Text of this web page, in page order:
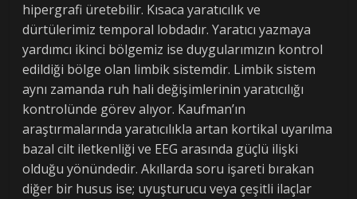
hipergrafi üretebilir. Kısaca yaratıcılık ve
dürtülerimiz temporal lobdadır. Yaratıcı yazmaya
yardımcı ikinci bölgemiz ise duygularımızın kontrol
edildiği bölge olan limbik sistemdir. Limbik sistem
aynı zamanda ruh hali değişimlerinin yaratıcılığı
kontrolünde görev alıyor. Kaufman’ın
araştırmalarında yaratıcılıkla artan kortikal uyarılma
bazal cilt iletkenliği ve EEG arasında güçlü ilişki
olduğu yönündedir. Akıllarda soru işareti bırakan
diğer bir husus ise; uyuşturucu veya çeşitli ilaçlar